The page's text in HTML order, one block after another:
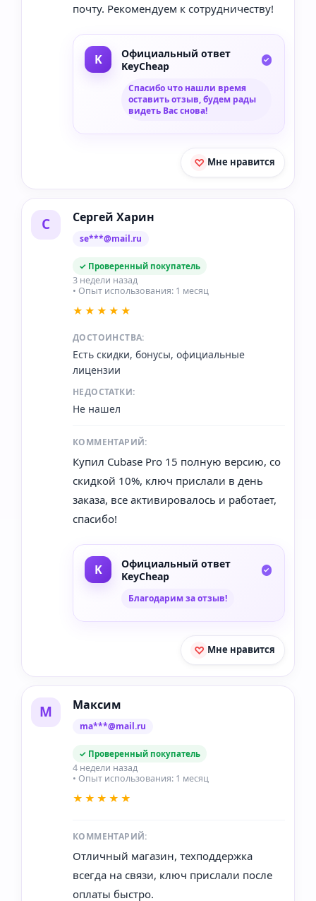
почту. Рекомендуем к сотрудничеству!
Официальный ответ
KeyCheap
Спасибо что нашли время
оставить отзыв, будем рады
видеть Вас снова!
Мне нравится
С Сергей Харин
se***@mail.ru
✓ Проверенный покупатель
3 недели назад
• Опыт использования: 1 месяц
★★★★★
ДОСТОИНСТВА:
Есть скидки, бонусы, официальные
лицензии
НЕДОСТАТКИ:
Не нашел
КОММЕНТАРИЙ:
Купил Cubase Pro 15 полную версию, со
скидкой 10%, ключ прислали в день
заказа, все активировалось и работает,
спасибо!
Официальный ответ
KeyCheap
Благодарим за отзыв!
Мне нравится
М Максим
ma***@mail.ru
✓ Проверенный покупатель
4 недели назад
• Опыт использования: 1 месяц
★★★★★
КОММЕНТАРИЙ:
Отличный магазин, техподдержка
всегда на связи, ключ прислали после
оплаты быстро.